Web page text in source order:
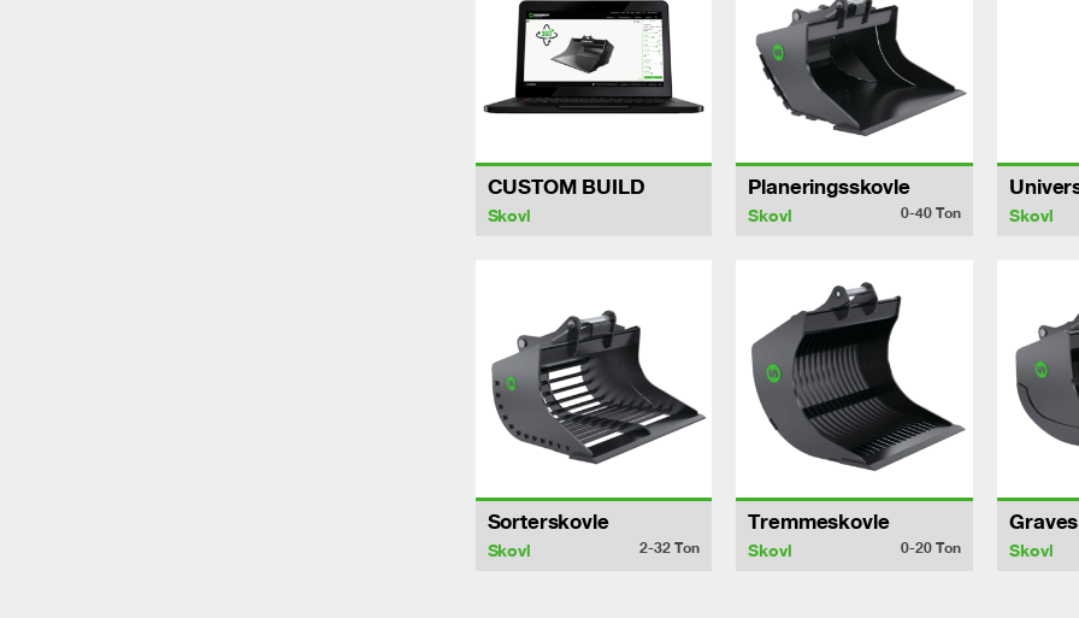
CUSTOM BUILD
Skovl
Planeringsskovle
Skovl 0-40Ton Skovl
Sorterskovle
Skovl 2-32Ton
Tremmeskovle
Skovl 0-20Ton Skovl